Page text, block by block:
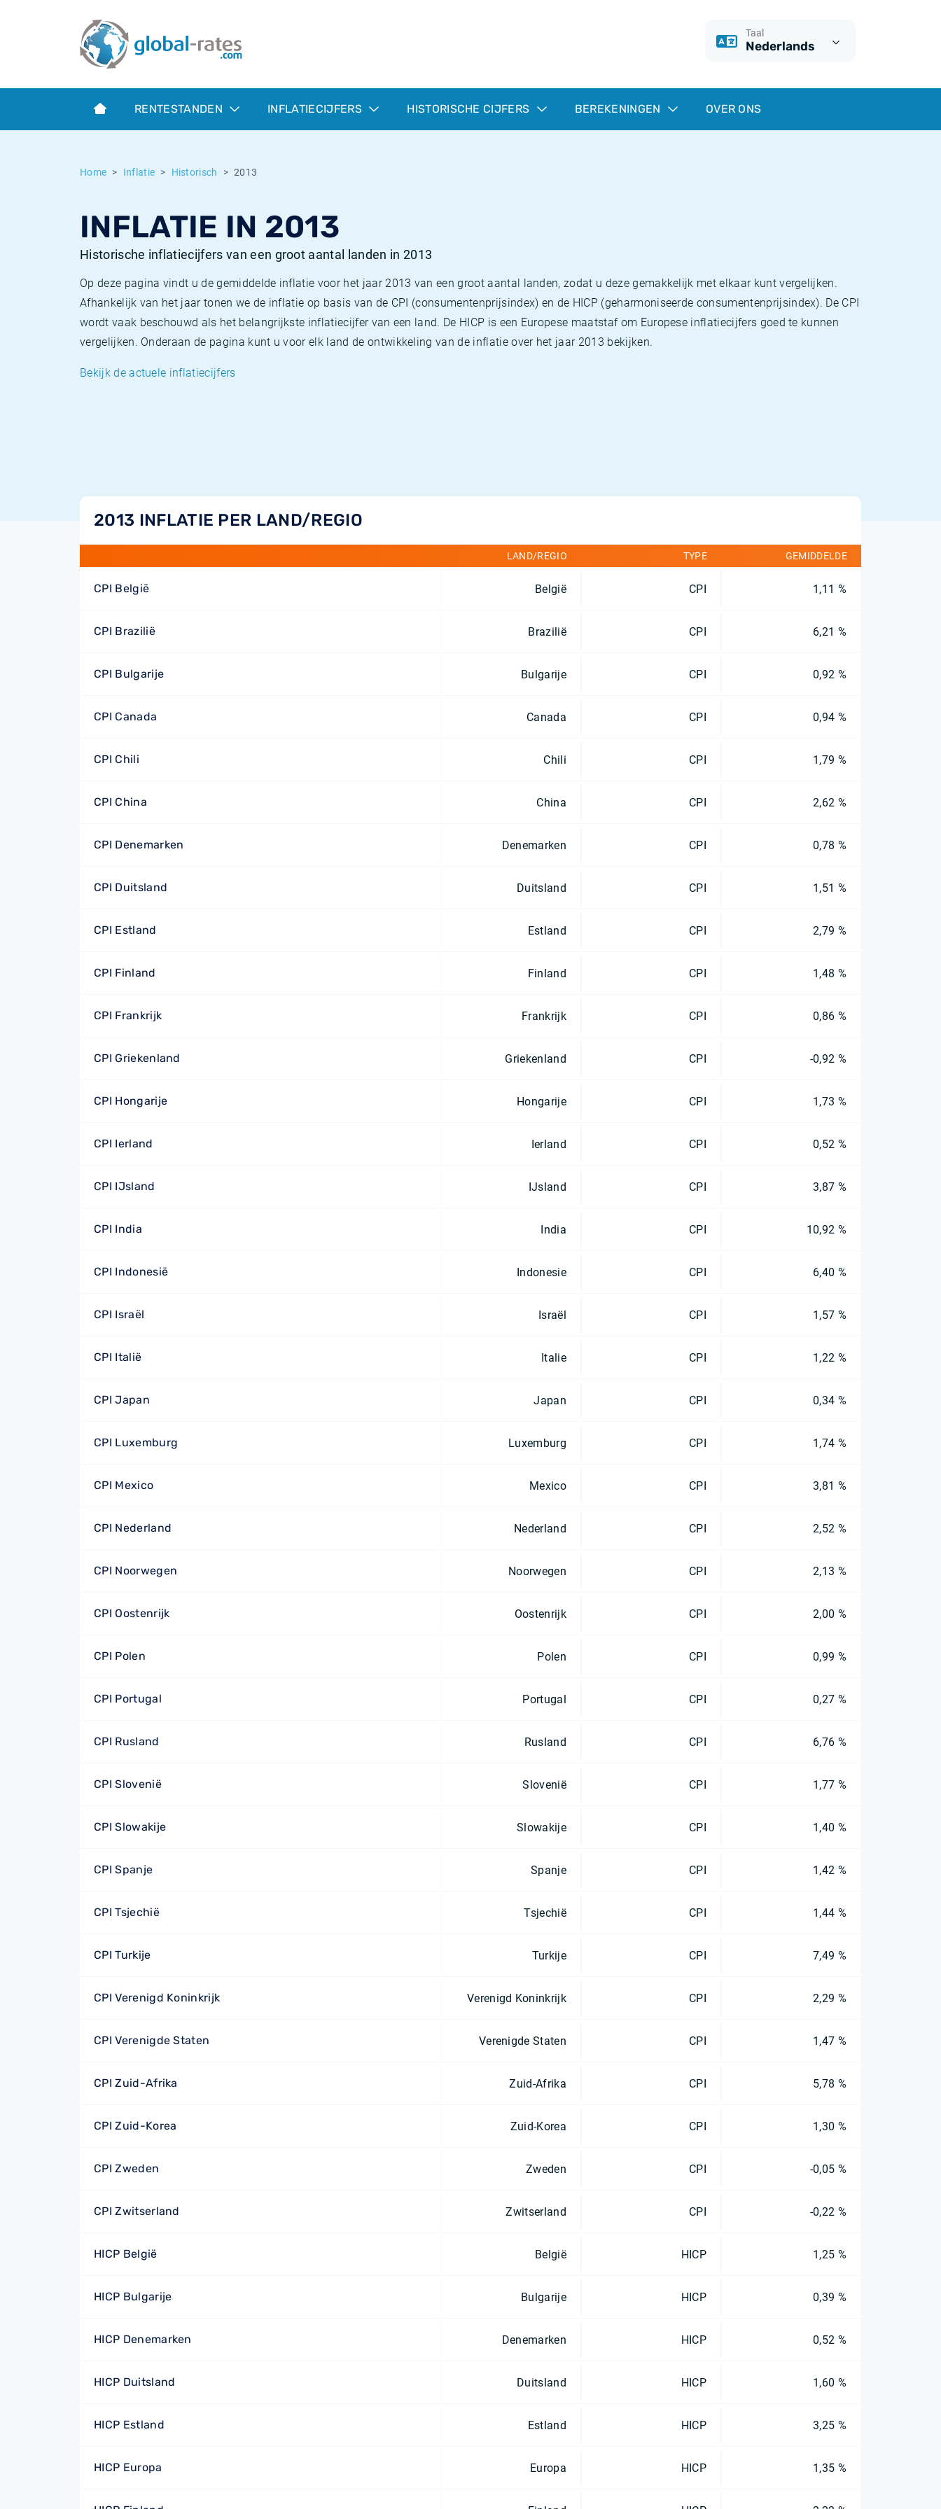
Taal
Nederlands
RENTESTANDEN INFLATIECIJFERS HISTORISCHE CIJFERS BEREKENINGEN OVER ONS
Home Inflatie Historisch 2013
INFLATIE IN 2013
Historische inflatiecijfers van een groot aantal landen in 2013
Op deze pagina vindt u de gemiddelde inflatie voor het jaar 2013 van een groot aantal landen, zodat u deze gemakkelijk met elkaar kunt vergelijken.
Afhankelijk van het jaar tonen we de inflatie op basis van de CPI (consumentenprijsindex) en de HICP (geharmoniseerde consumentenprijsindex). De CPI
wordt vaak beschouwd als het belangrijkste inflatiecijfer van een land. De HICP is een Europese maatstaf om Europese inflatiecijfers goed te kunnen
vergelijken. Onderaan de pagina kunt u voor elk land de ontwikkeling van de inflatie over het jaar 2013 bekijken.
Bekijk de actuele inflatiecijfers
2013 INFLATIE PER LAND/REGIO
LAND/REGIO TYPE GEMIDDELDE
CPI België België CPI 1,11 %
CPI Brazilië Brazilië CPI 6,21 %
CPI Bulgarije Bulgarije CPI 0,92 %
CPI Canada Canada CPI 0,94 %
CPI Chili Chili CPI 1,79 %
CPI China China CPI 2,62 %
CPI Denemarken Denemarken CPI 0,78 %
CPI Duitsland Duitsland CPI 1,51 %
CPI Estland Estland CPI 2,79 %
CPI Finland Finland CPI 1,48 %
CPI Frankrijk Frankrijk CPI 0,86 %
CPI Griekenland Griekenland CPI -0,92 %
CPI Hongarije Hongarije CPI 1,73 %
CPI Ierland Ierland CPI 0,52 %
CPI IJsland IJsland CPI 3,87 %
CPI India India CPI 10,92 %
CPI Indonesië Indonesie CPI 6,40 %
CPI Israël Israël CPI 1,57 %
CPI Italië Italie CPI 1,22 %
CPI Japan Japan CPI 0,34 %
CPI Luxemburg Luxemburg CPI 1,74 %
CPI Mexico Mexico CPI 3,81 %
CPI Nederland Nederland CPI 2,52 %
CPI Noorwegen Noorwegen CPI 2,13 %
CPI Oostenrijk Oostenrijk CPI 2,00 %
CPI Polen Polen CPI 0,99 %
CPI Portugal Portugal CPI 0,27 %
CPI Rusland Rusland CPI 6,76 %
CPI Slovenië Slovenië CPI 1,77 %
CPI Slowakije Slowakije CPI 1,40 %
CPI Spanje Spanje CPI 1,42 %
CPI Tsjechië Tsjechië CPI 1,44 %
CPI Turkije Turkije CPI 7,49 %
CPI Verenigd Koninkrijk Verenigd Koninkrijk CPI 2,29 %
CPI Verenigde Staten Verenigde Staten CPI 1,47 %
CPI Zuid-Afrika Zuid-Afrika CPI 5,78 %
CPI Zuid-Korea Zuid-Korea CPI 1,30 %
CPI Zweden Zweden CPI -0,05 %
CPI Zwitserland Zwitserland CPI -0,22 %
HICP België België HICP 1,25 %
HICP Bulgarije Bulgarije HICP 0,39 %
HICP Denemarken Denemarken HICP 0,52 %
HICP Duitsland Duitsland HICP 1,60 %
HICP Estland Estland HICP 3,25 %
HICP Europa Europa HICP 1,35 %
Term SOFR
Wat is CPI inflatie?
Wat is HICP inflatie?
Europese inflatie - HICP
Euribor historie
ESTER historie
Historische inflatie
Inflatiecalculator